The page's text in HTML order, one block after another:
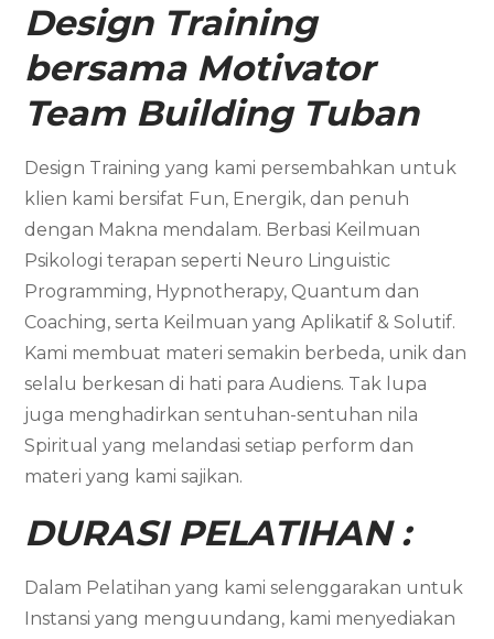
Design Training
bersama Motivator
Team Building Tuban
Design Training yang kami persembahkan untuk
klien kami bersifat Fun, Energik, dan penuh
dengan Makna mendalam. Berbasi Keilmuan
Psikologi terapan seperti Neuro Linguistic
Programming, Hypnotherapy, Quantum dan
Coaching, serta Keilmuan yang Aplikatif & Solutif.
Kami membuat materi semakin berbeda, unik dan
selalu berkesan di hati para Audiens. Tak lupa
juga menghadirkan sentuhan-sentuhan nila
Spiritual yang melandasi setiap perform dan
materi yang kami sajikan.
DURASI PELATIHAN :
Dalam Pelatihan yang kami selenggarakan untuk
Instansi yang menguundang, kami menyediakan